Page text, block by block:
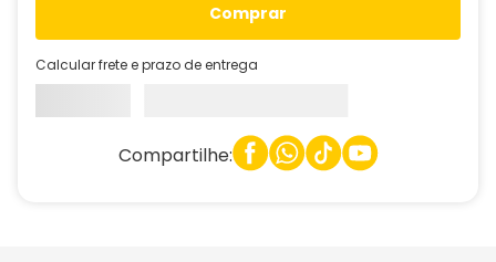
comprar
Calcular frete e prazo de entrega
Compartilhe: